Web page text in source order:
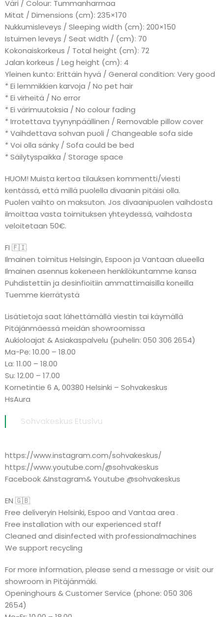
Väri / Colour: Tummanharmaa
Mitat / Dimensions (cm): 235×170
Nukkumisleveys / Sleeping width (cm): 200×150
Istuimen leveys / Seat width / (cm): 70
Kokonaiskorkeus / Total height (cm): 72
Jalan korkeus / Leg height (cm): 4
Yleinen kunto: Erittäin hyvä / General condition: Very good
* Ei lemmikkien karvoja / No pet hair
* Ei virheitä / No error
* Ei värimuutoksia / No colour fading
* Irrotettava tyynynpäällinen / Removable pillow cover
* Vaihdettava sohvan puoli / Changeable sofa side
* Voi olla sänky / Sofa could be bed
* Säilytyspaikka / Storage space
HUOM! Muista kertoa tilauksen kommentti/viesti
kentässä, että millä puolella divaanin pitäisi olla.
Puolen vaihto on maksuton. Jos divaanipuolen vaihdosta
ilmoittaa vasta toimituksen yhteydessä, vaihdosta
veloitetaan 50€.
FI 🇫🇮
Ilmainen toimitus Helsingin, Espoon ja Vantaan alueella
Ilmainen asennus kokeneen henkilökuntamme kansa
Puhdistettiin ja desinfioitiin ammattimaisilla koneilla
Tuemme kierrätystä
Lisätietoja saat lähettämällä viestin tai käymällä
Pitäjänmäessä meidän showroomissa
Aukioloajat & Asiakaspalvelu (puhelin: 050 306 2654)
Ma-Pe: 10.00 – 18.00
La: 11.00 – 18.00
Su: 12.00 – 17.00
Kornetintie 6 A, 00380 Helsinki – Sohvakeskus
HsAura
Sohvakeskus Etusivu
https://www.instagram.com/sohvakeskus/
https://www.youtube.com/@sohvakeskus
Facebook &Instagram& Youtube @sohvakeskus
EN 🇬🇧
Free deliveryin Helsinki, Espoo and Vantaa area .
Free installation with our experienced staff
Cleaned and disinfected with professionalmachines
We support recycling
For more information, please send a message or visit our
showroom in Pitäjänmäki.
Openinghours & Customer Service (phone: 050 306
2654)